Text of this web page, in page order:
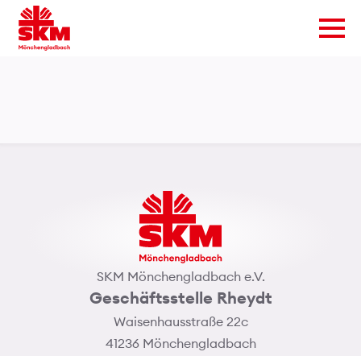
SKM Mönchengladbach e.V.
Geschäftsstelle Rheydt
Waisenhausstraße 22c
41236 Mönchengladbach